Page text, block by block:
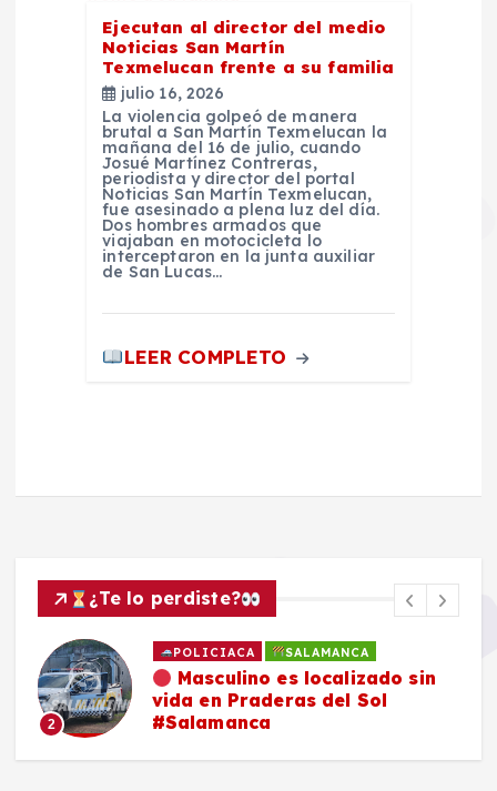
Ejecutan al director del medio
Noticias San Martín
Texmelucan frente a su familia
julio 16, 2026
La violencia golpeó de manera
brutal a San Martín Texmelucan la
mañana del 16 de julio, cuando
Josué Martínez Contreras,
periodista y director del portal
Noticias San Martín Texmelucan,
fue asesinado a plena luz del día.
Dos hombres armados que
viajaban en motocicleta lo
interceptaron en la junta auxiliar
de San Lucas…
LEER COMPLETO
¿Te lo perdiste?
2
POLICIACA SALAMANCA
Masculino es localizado sin
vida en Praderas del Sol
#Salamanca